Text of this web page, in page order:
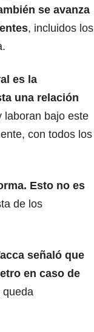
se avanza
, incluidos los
es la
una relación
laboran bajo este
con todos los
Esto no es
de los
señaló que
en caso de
queda